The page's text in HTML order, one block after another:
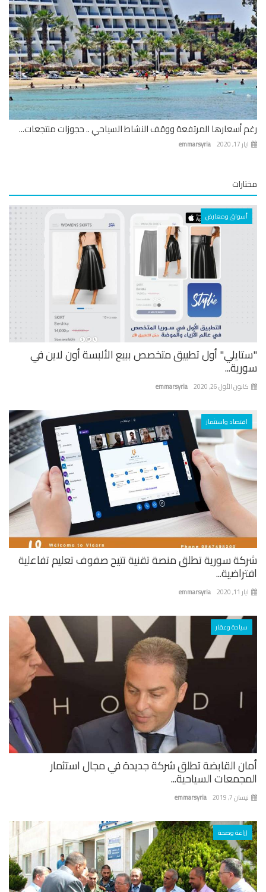
أسعارها المرتفعة ووقف النشاط السياحي .. حجوزات منتجعات...
emmarsyria
أسواق ومعارض
أول تطبيق متخصص ببيع الألبسة أون لاين في
emmarsyria الأول 26, 2020
اقتصاد واستثمار
سورية تطلق منصة تقنية تتيح صفوف تعليم تفاعلية
emmarsyria
سياحة وعقار
القابضة تطلق شركة جديدة في مجال استثمار
السياحية...
emmarsyria 7, 2019
زراعة وصحة